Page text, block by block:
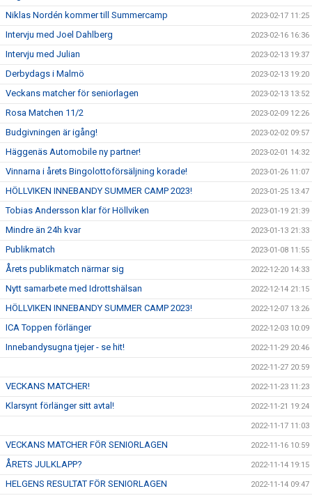
Niklas Nordén kommer till Summercamp 2023-02-17 11:25
Intervju med Joel Dahlberg 2023-02-16 16:36
Intervju med Julian 2023-02-13 19:37
Derbydags i Malmö 2023-02-13 19:20
Veckans matcher för seniorlagen 2023-02-13 13:52
Rosa Matchen 11/2 2023-02-09 12:26
Budgivningen är igång! 2023-02-02 09:57
Häggenäs Automobile ny partner! 2023-02-01 14:32
Vinnarna i årets Bingolottoförsäljning korade! 2023-01-26 11:07
HÖLLVIKEN INNEBANDY SUMMER CAMP 2023! 2023-01-25 13:47
Tobias Andersson klar för Höllviken 2023-01-19 21:39
Mindre än 24h kvar 2023-01-13 21:33
Publikmatch 2023-01-08 11:55
Årets publikmatch närmar sig 2022-12-20 14:33
Nytt samarbete med Idrottshälsan 2022-12-14 21:15
HÖLLVIKEN INNEBANDY SUMMER CAMP 2023! 2022-12-07 13:26
ICA Toppen förlänger 2022-12-03 10:09
Innebandysugna tjejer - se hit! 2022-11-29 20:46
2022-11-27 20:59
VECKANS MATCHER! 2022-11-23 11:23
Klarsynt förlänger sitt avtal! 2022-11-21 19:24
2022-11-17 11:03
VECKANS MATCHER FÖR SENIORLAGEN 2022-11-16 10:59
ÅRETS JULKLAPP? 2022-11-14 19:15
HELGENS RESULTAT FÖR SENIORLAGEN 2022-11-14 09:47